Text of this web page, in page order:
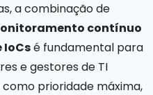
a combinação de
contínuo
é fundamental para
e gestores de TI
prioridade máxima,